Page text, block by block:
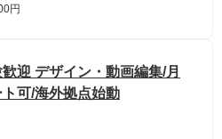
円
迎 デザイン・動画編集/月
可/海外拠点始動